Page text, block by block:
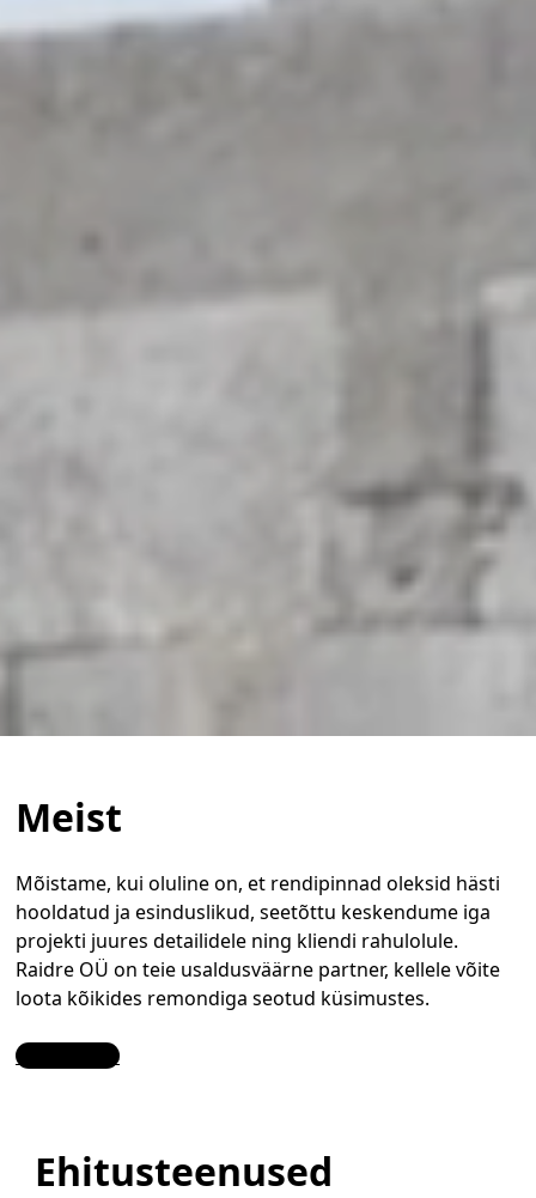
Meist
Mõistame, kui oluline on, et rendipinnad oleksid hästi
hooldatud ja esinduslikud, seetõttu keskendume iga
projekti juures detailidele ning kliendi rahulolule.
Raidre OÜ on teie usaldusväärne partner, kellele võite
loota kõikides remondiga seotud küsimustes.
Contact Us
Ehitusteenused